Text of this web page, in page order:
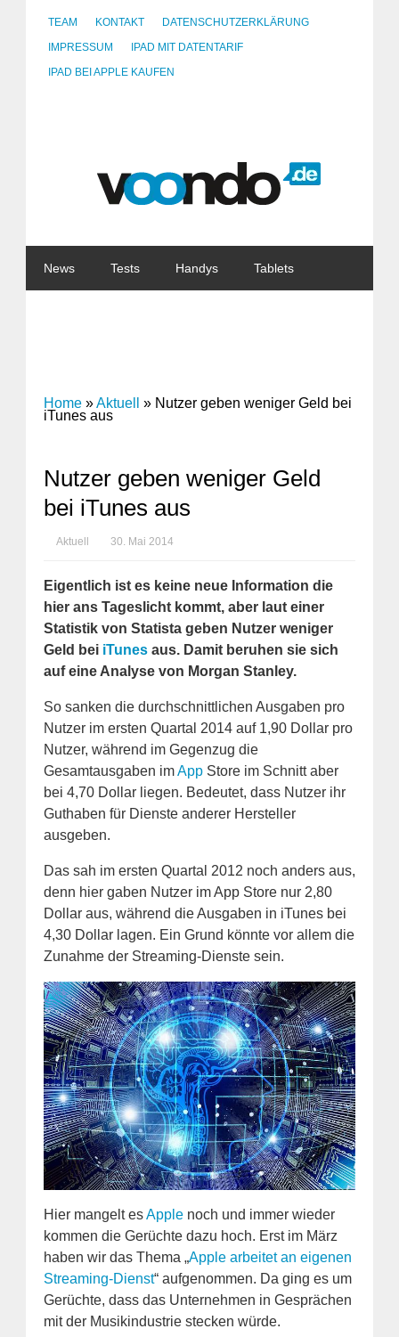
TEAM KONTAKT
DATENSCHUTZERKLÄRUNG
IMPRESSUM
IPAD MIT DATENTARIF
IPAD BEI APPLE KAUFEN
News Tests Handys Tablets
Home »Aktuell » Nutzer geben weniger Geld bei
iTunes aus
Nutzer geben weniger Geld
bei iTunes aus
Aktuell 30. Mai 2014
Eigentlich ist es keine neue Information die
hier ans Tageslicht kommt, aber laut einer
Statistik von Statista geben Nutzer weniger
Geld bei iTunes aus. Damit beruhen sie sich
auf eine Analyse von Morgan Stanley.
So sanken die durchschnittlichen Ausgaben pro
Nutzer im ersten Quartal 2014 auf 1,90 Dollar pro
Nutzer, während im Gegenzug die
Gesamtausgaben imApp Store im Schnitt aber
bei 4,70 Dollar liegen. Bedeutet, dass Nutzer ihr
Guthaben für Dienste anderer Hersteller
ausgeben.
Das sah im ersten Quartal 2012 noch anders aus,
denn hier gaben Nutzer im App Store nur 2,80
Dollar aus, während die Ausgaben in iTunes bei
4,30 Dollar lagen. Ein Grund könnte vor allem die
Zunahme der Streaming-Dienste sein.
Hier mangelt esApple noch und immer wieder
kommen die Gerüchte dazu hoch. Erst im März
haben wir das Thema „Apple arbeitet an eigenen
Streaming-Dienst“ aufgenommen. Da ging es um
Gerüchte, dass das Unternehmen in Gesprächen
mit der Musikindustrie stecken würde.